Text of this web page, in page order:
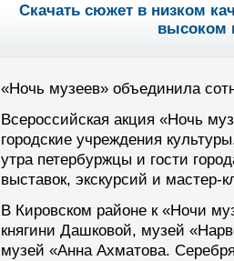
Скачать сюжет в низком
высоком
«Ночь музеев» объединила
Всероссийская акция «Ночь
городские учреждения
утра петербуржцы и гости
выставок, экскурсий и мастер-
В Кировском районе к «Ночи
княгини Дашковой, музей
музей «Анна Ахматова.